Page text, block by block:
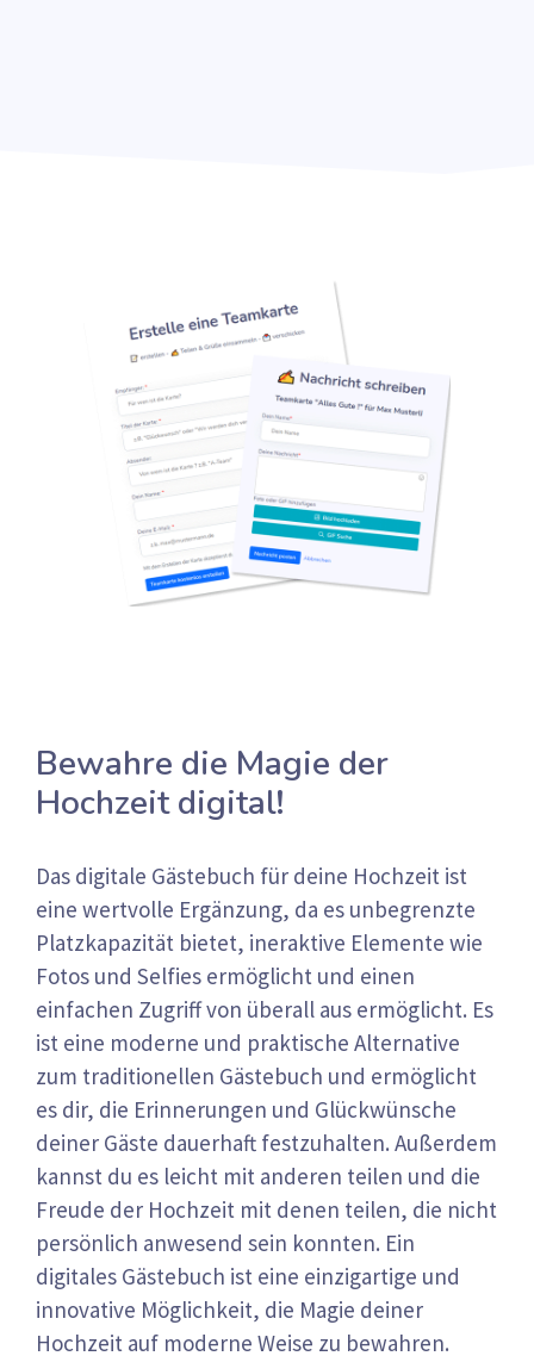
Bewahre die Magie der
Hochzeit digital!
Das digitale Gästebuch für deine Hochzeit ist
eine wertvolle Ergänzung, da es unbegrenzte
Platzkapazität bietet, ineraktive Elemente wie
Fotos und Selfies ermöglicht und einen
einfachen Zugriff von überall aus ermöglicht. Es
ist eine moderne und praktische Alternative
zum traditionellen Gästebuch und ermöglicht
es dir, die Erinnerungen und Glückwünsche
deiner Gäste dauerhaft festzuhalten. Außerdem
kannst du es leicht mit anderen teilen und die
Freude der Hochzeit mit denen teilen, die nicht
persönlich anwesend sein konnten. Ein
digitales Gästebuch ist eine einzigartige und
innovative Möglichkeit, die Magie deiner
Hochzeit auf moderne Weise zu bewahren.